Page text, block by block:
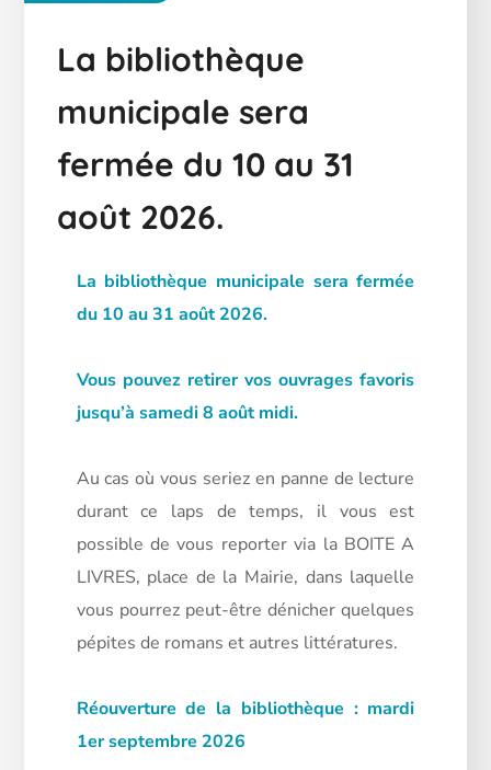
La bibliothèque
municipale sera
fermée du 10 au 31
août 2026.
La bibliothèque municipale sera fermée
du 10 au 31 août 2026.
Vous pouvez retirer vos ouvrages favoris
jusqu’à samedi 8 août midi.
Au cas où vous seriez en panne de lecture
durant ce laps de temps, il vous est
possible de vous reporter via la BOITE A
LIVRES, place de la Mairie, dans laquelle
vous pourrez peut-être dénicher quelques
pépites de romans et autres littératures.
Réouverture de la bibliothèque : mardi
1er septembre 2026